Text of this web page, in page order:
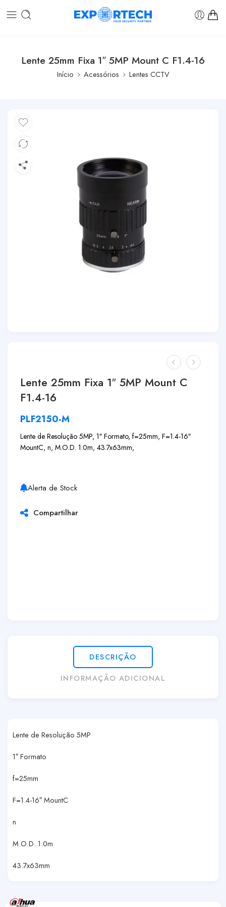
Lente 25mm Fixa 1″ 5MP Mount C F1.4-16
Início Acessórios Lentes CCTV
Lente 25mm Fixa 1″ 5MP Mount C
F1.4-16
PLF2150-M
Lente de Resolução 5MP, 1″ Formato, f=25mm, F=1.4-16″
MountC, n, M.O.D. 1.0m, 43.7x63mm,
Alerta de Stock
Compartilhar
DESCRIÇÃO
INFORMAÇÃO ADICIONAL
Lente de Resolução 5MP
1″ Formato
f=25mm
F=1.4-16″ MountC
n
M.O.D. 1.0m
43.7x63mm